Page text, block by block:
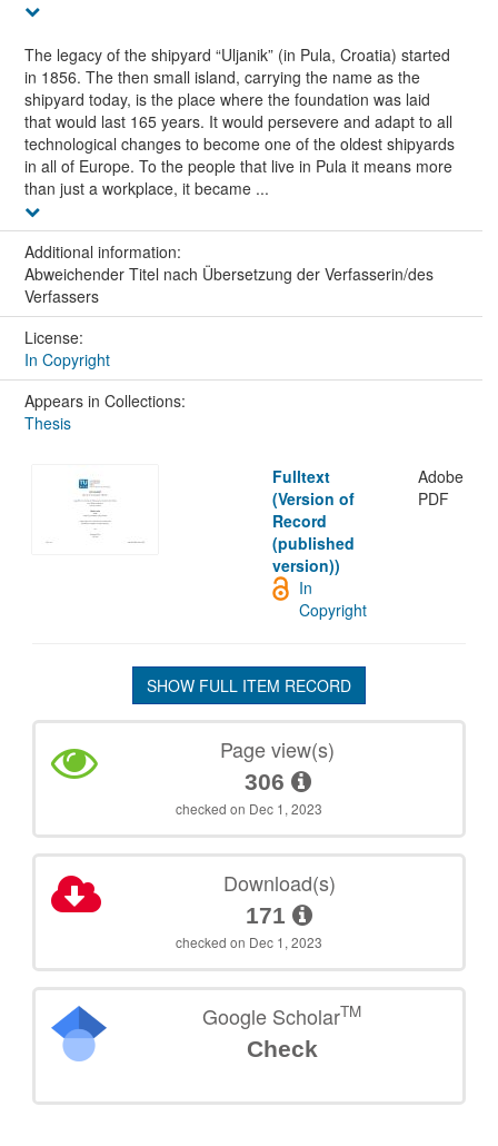
The legacy of the shipyard “Uljanik” (in Pula, Croatia) started
in 1856. The then small island, carrying the name as the
shipyard today, is the place where the foundation was laid
that would last 165 years. It would persevere and adapt to all
technological changes to become one of the oldest shipyards
in all of Europe. To the people that live in Pula it means more
than just a workplace, it became ...
Additional information:
Abweichender Titel nach Übersetzung der Verfasserin/des
Verfassers
License:
In Copyright
Appears in Collections:
Thesis
Fulltext
(Version of
Record
(published
version))
Adobe
PDF
In
Copyright
SHOW FULL ITEM RECORD
Page view(s)
306
checked on Dec 1, 2023
Download(s)
171
checked on Dec 1, 2023
Google ScholarTM
Check